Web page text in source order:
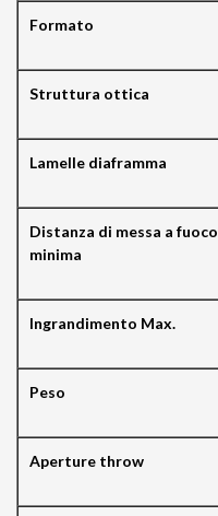
Formato
Struttura ottica
Lamelle diaframma
Distanza di messa a fuoco
minima
Ingrandimento Max.
Peso
Aperture throw